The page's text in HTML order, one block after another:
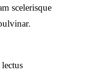
scelerisque